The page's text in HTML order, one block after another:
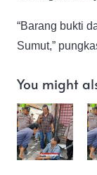
“Barang bukti
Sumut,”
You might